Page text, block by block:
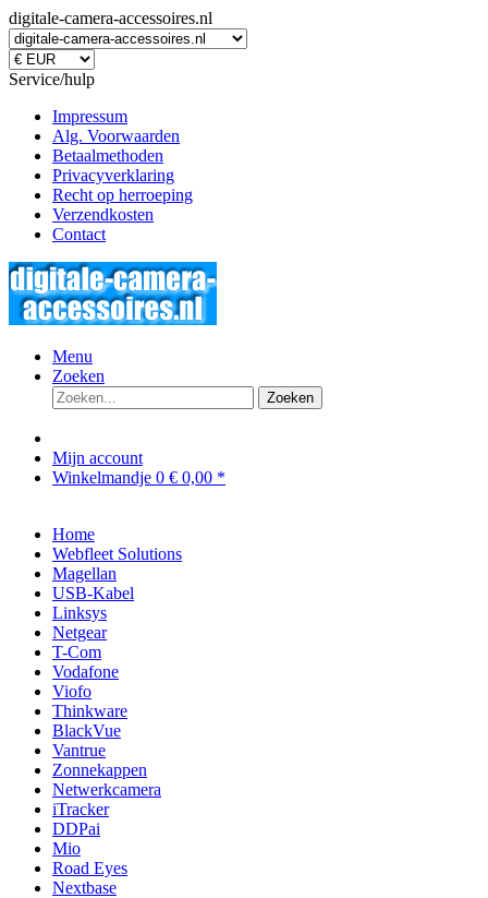
digitale-camera-accessoires.nl
Service/hulp
Impressum
Alg. Voorwaarden
Betaalmethoden
Privacyverklaring
Recht op herroeping
Verzendkosten
Contact
Menu
Zoeken
Zoeken
Mijn account
Winkelmandje 0 € 0,00 *
Home
Webfleet Solutions
Magellan
USB-Kabel
Linksys
Netgear
T-Com
Vodafone
Viofo
Thinkware
BlackVue
Vantrue
Zonnekappen
Netwerkcamera
iTracker
DDPai
Mio
Road Eyes
Nextbase